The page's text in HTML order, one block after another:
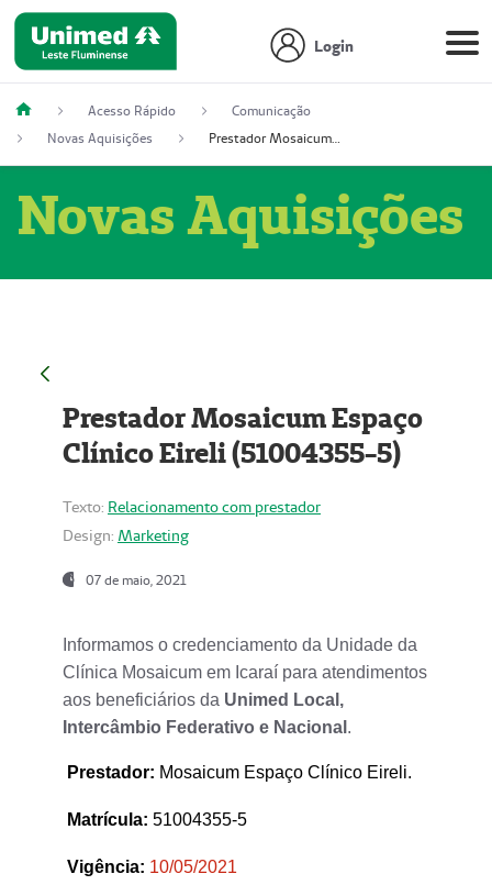
Login
Acesso Rápido
Comunicação
Novas Aquisições
Prestador Mosaicum Espaço Clínico Eireli (51004355-5)
Novas Aquisições
Prestador Mosaicum Espaço
Clínico Eireli (51004355-5)
Texto: Relacionamento com prestador
Design: Marketing
07 de maio, 2021
Informamos o credenciamento da Unidade da
Clínica Mosaicum em Icaraí para atendimentos
aos beneficiários da Unimed Local,
Intercâmbio Federativo e Nacional .
Prestador: Mosaicum Espaço Clínico Eireli.
Matrícula: 51004355-5
Vigência: 10/05/2021